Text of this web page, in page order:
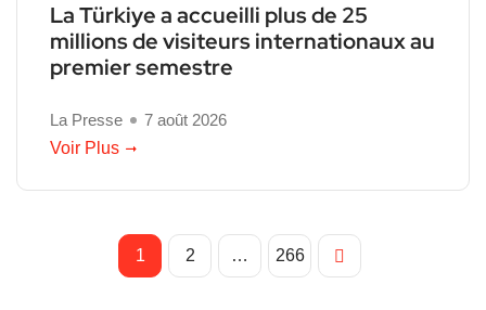
La Türkiye a accueilli plus de 25
millions de visiteurs internationaux au
premier semestre
La Presse
7 août 2026
Voir Plus
1 2 … 266